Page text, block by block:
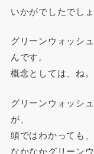
いかがでしたでしょ
グリーンウォッシ
んです。
概念としては、ね。
グリーンウォッシ
が、
頭ではわかっても
なかなかグリーン